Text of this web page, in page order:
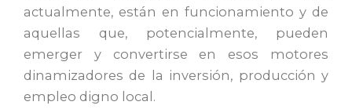
actualmente, están en funcionamiento y de
aquellas que, potencialmente, pueden
emerger y convertirse en esos motores
dinamizadores de la inversión, producción y
empleo digno local.